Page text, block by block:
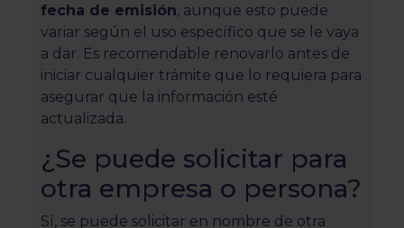
fecha de emisión, aunque esto puede
variar según el uso específico que se le vaya
a dar. Es recomendable renovarlo antes de
iniciar cualquier trámite que lo requiera para
asegurar que la información esté
actualizada.
¿Se puede solicitar para
otra empresa o persona?
Sí, se puede solicitar en nombre de otra